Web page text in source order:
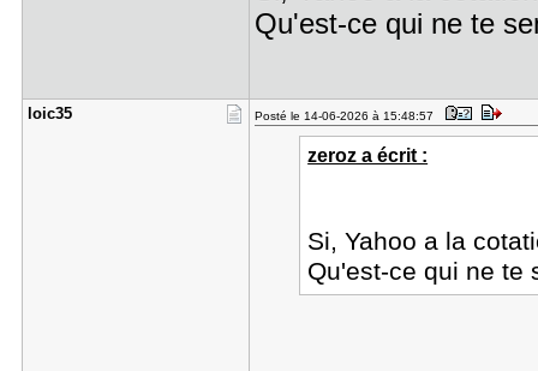
Qu'est-ce qui ne te
loic35 Posté le 14-06-2026 à 15:48:57
zeroz a écrit :
Si, Yahoo a la
Qu'est-ce qui ne te